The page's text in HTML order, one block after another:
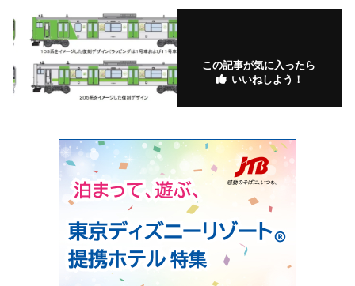
この記事が気に入ったら
いいねしよう！